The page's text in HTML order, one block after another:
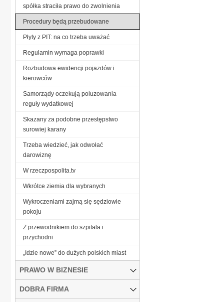
spółka straciła prawo do zwolnienia
Procedury będą przebudowane
Płyty z PIT: na co trzeba uważać
Regulamin wymaga poprawki
Rozbudowa ewidencji pojazdów i
kierowców
Samorządy oczekują poluzowania
reguły wydatkowej
Skazany za podobne przestępstwo
surowiej karany
Trzeba wiedzieć, jak odwołać
darowiznę
W rzeczpospolita.tv
Wkrótce ziemia dla wybranych
Wykroczeniami zajmą się sędziowie
pokoju
Z przewodnikiem do szpitala i
przychodni
„Idzie nowe” do dużych polskich miast
PRAWO W BIZNESIE
DOBRA FIRMA